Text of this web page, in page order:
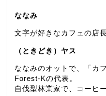
ななみ
文字が好きなカフェの店
（ときどき）ヤス
ななみのオットで、「カ
Forest-Kの代表。
自伐型林業家で、コーヒ